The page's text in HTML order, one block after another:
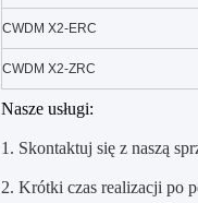
CWDM X2-ERC
CWDM X2-ZRC
Nasze usługi:
1. Skontaktuj się z naszą
2. Krótki czas realizacji po